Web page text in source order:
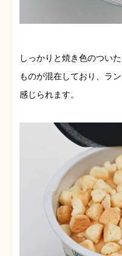
しっかりと焼き色のつい
ものが混在しており、ラ
感じられます。